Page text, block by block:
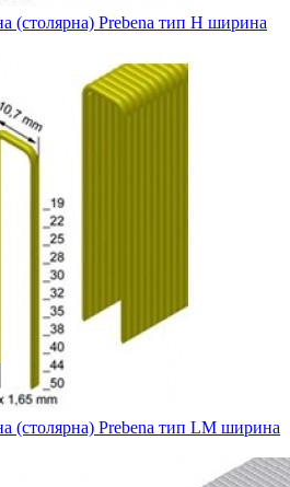
(столярна) Prebena тип H ширина
(столярна) Prebena тип LM ширина